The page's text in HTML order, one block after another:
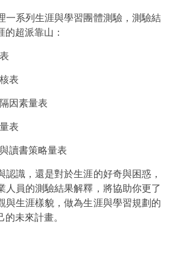
一系列生涯與學習團體測驗，測驗結
超派靠山：
表
因素量表
表
讀書策略量表
認識，還是對於生涯的好奇與困惑，
人員的測驗結果解釋，將協助你更了
與生涯樣貌，做為生涯與學習規劃的
未來計畫。